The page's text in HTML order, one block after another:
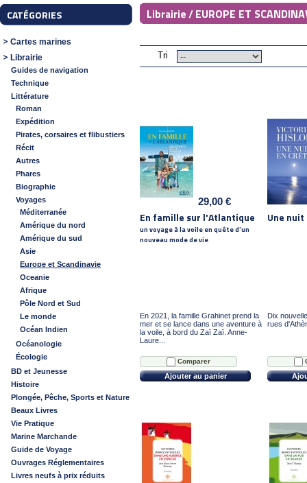
CATÉGORIES
Cartes marines
Librairie
Guides de navigation
Technique
Littérature
Roman
Expédition
Pirates, corsaires et flibustiers
Récit
Autres
Phares
Biographie
Voyages
Méditerranée
Amérique du nord
Amérique du sud
Asie
Europe et Scandinavie
Oceanie
Afrique
Pôle Nord et Sud
Le monde
Océan Indien
Océanologie
Écologie
BD et Jeunesse
Histoire
Plongée, Pêche, Sports et Nature
Beaux Livres
Vie Pratique
Marine Marchande
Guide de Voyage
Ouvrages Réglementaires
Livres neufs à prix réduits
Librairie /EUROPE ET
Tri
29,00 €
En famille sur l'Atlantique
un voyage à la voile en quête d'un
nouveau mode de vie
En 2021, la famille Grahinet prend la
mer et se lance dans une aventure à
la voile, à bord du Zaï Zaï. Anne-
Laure...
Comparer
Ajouter au panier
Une
Dix
rues